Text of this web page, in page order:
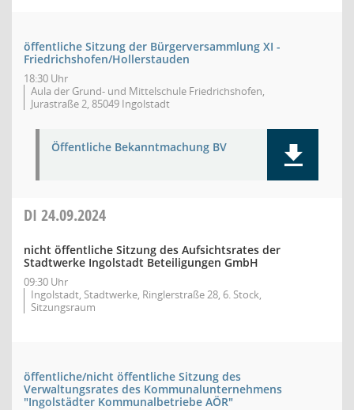
öffentliche Sitzung der Bürgerversammlung XI -
Friedrichshofen/Hollerstauden
18:30 Uhr
Aula der Grund- und Mittelschule Friedrichshofen,
Jurastraße 2, 85049 Ingolstadt
Öffentliche Bekanntmachung BV
DI 24.09.2024
nicht öffentliche Sitzung des Aufsichtsrates der
Stadtwerke Ingolstadt Beteiligungen GmbH
09:30 Uhr
Ingolstadt, Stadtwerke, Ringlerstraße 28, 6. Stock,
Sitzungsraum
öffentliche/nicht öffentliche Sitzung des
Verwaltungsrates des Kommunalunternehmens
"Ingolstädter Kommunalbetriebe AÖR"